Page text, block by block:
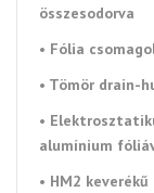
összesodorva
• Fólia
• Tömör drain-
•
alumínium
• HM2